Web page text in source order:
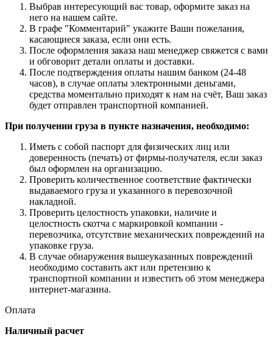
Выбрав интересующий вас товар, оформите заказ на
него на нашем сайте.
В графе "Комментарий" укажите Ваши пожелания,
касающиеся заказа, если они есть.
После оформления заказа наш менеджер свяжется с вами
и обговорит детали оплаты и доставки.
После подтверждения оплаты нашим банком (24-48
часов), в случае оплаты электронными деньгами,
средства моментально приходят к нам на счёт, Ваш заказ
будет отправлен транспортной компанией.
При получении груза в пункте назначения, необходимо:
Иметь с собой паспорт для физических лиц или
доверенность (печать) от фирмы-получателя, если заказ
был оформлен на организацию.
Проверить количественное соответствие фактически
выдаваемого груза и указанного в перевозочной
накладной.
Проверить целостность упаковки, наличие и
целостность скотча с маркировкой компании -
перевозчика, отсутствие механических повреждений на
упаковке груза.
В случае обнаружения вышеуказанных повреждений
необходимо составить акт или претензию к
транспортной компании и известить об этом менеджера
интернет-магазина.
Оплата
Наличный расчет